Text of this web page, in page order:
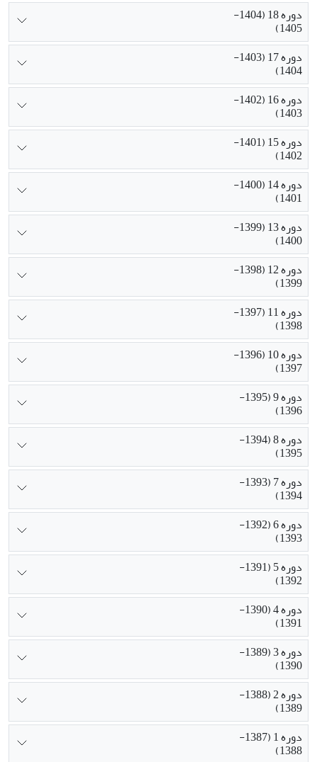
دوره 18 (1404-
1405)
دوره 17 (1403-
1404)
دوره 16 (1402-
1403)
دوره 15 (1401-
1402)
دوره 14 (1400-
1401)
دوره 13 (1399-
1400)
دوره 12 (1398-
1399)
دوره 11 (1397-
1398)
دوره 10 (1396-
1397)
دوره 9 (1395-
1396)
دوره 8 (1394-
1395)
دوره 7 (1393-
1394)
دوره 6 (1392-
1393)
دوره 5 (1391-
1392)
دوره 4 (1390-
1391)
دوره 3 (1389-
1390)
دوره 2 (1388-
1389)
دوره 1 (1387-
1388)